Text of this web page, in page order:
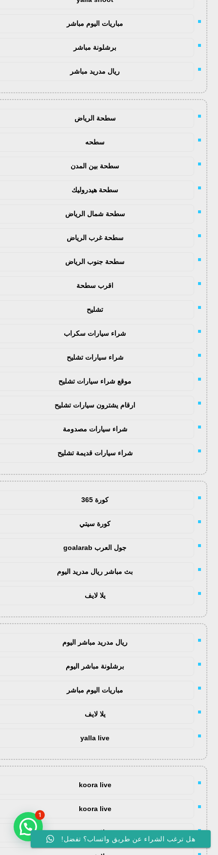
مباريات اليوم مباشر
برشلونة مباشر
ريال مدريد مباشر
سطحة الرياض
سطحه
سطحة بين المدن
سطحة هيدروليك
سطحة شمال الرياض
سطحة غرب الرياض
سطحة جنوب الرياض
اقرب سطحة
تشليح
شراء سيارات سكراب
شراء سيارات تشليح
موقع شراء سيارات تشليح
ارقام يشترون سيارات تشليح
شراء سيارات مصدومة
شراء سيارات قديمة تشليح
كورة 365
كورة سيتي
جول العرب goalarab
بث مباشر ريال مدريد اليوم
يلا لايف
ريال مدريد مباشر اليوم
برشلونة مباشر اليوم
مباريات اليوم مباشر
يلا لايف
yalla live
koora live
koora live
يلا شوت
هل ترغب الشراء عن طريق واتساب؟ تفضل!
1